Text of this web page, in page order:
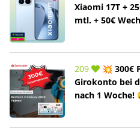
Xiaomi 17T +
mtl. + 50€
209
💥 300€
Girokonto bei
nach 1 Woche!